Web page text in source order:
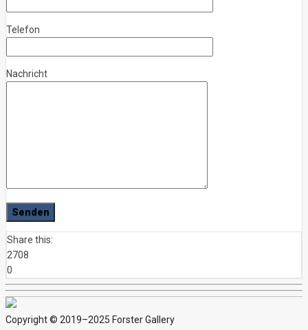
Telefon
Nachricht
Share this:
2708
0
Copyright © 2019–2025 Forster Gallery